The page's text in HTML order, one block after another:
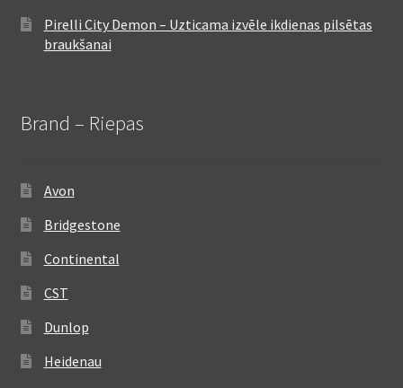
Pirelli City Demon – Uzticama izvēle ikdienas pilsētas
braukšanai
Brand – Riepas
Avon
Bridgestone
Continental
CST
Dunlop
Heidenau